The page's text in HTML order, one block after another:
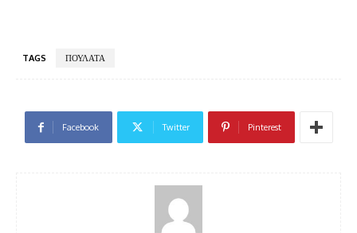
TAGS ΠΟΥΛΑΤΑ
Facebook Twitter Pinterest